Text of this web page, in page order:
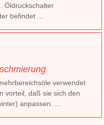
Öldruckschalter
befindet ...
verwendet
vorteil, daß sie sich den
anpassen. ...